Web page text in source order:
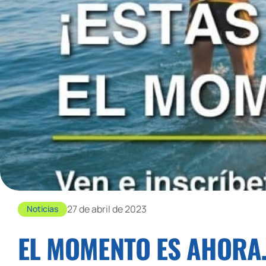
Noticias 27 de abril de 2023
EL MOMENTO ES